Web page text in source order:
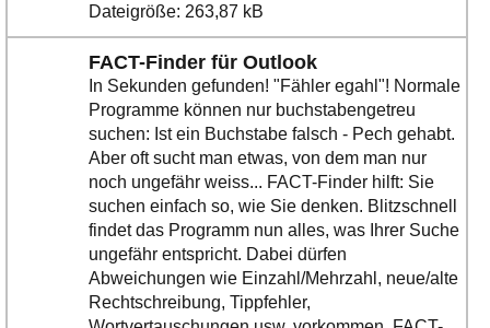
Dateigröße: 263,87 kB
FACT-Finder für Outlook
In Sekunden gefunden! "Fähler egahl"! Normale
Programme können nur buchstabengetreu
suchen: Ist ein Buchstabe falsch - Pech gehabt.
Aber oft sucht man etwas, von dem man nur
noch ungefähr weiss... FACT-Finder hilft: Sie
suchen einfach so, wie Sie denken. Blitzschnell
findet das Programm nun alles, was Ihrer Suche
ungefähr entspricht. Dabei dürfen
Abweichungen wie Einzahl/Mehrzahl, neue/alte
Rechtschreibung, Tippfehler,